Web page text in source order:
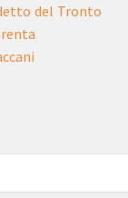
del Tronto